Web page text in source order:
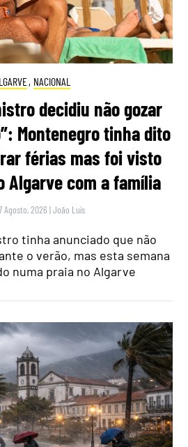
, NACIONAL
decidiu não gozar
Montenegro tinha dito
férias mas foi visto
Algarve com a família
Agosto, 2026 |João Luís
tinha anunciado que não
o verão, mas esta semana
numa praia no Algarve